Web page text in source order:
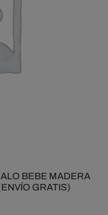
BEBE MADERA
GRATIS)